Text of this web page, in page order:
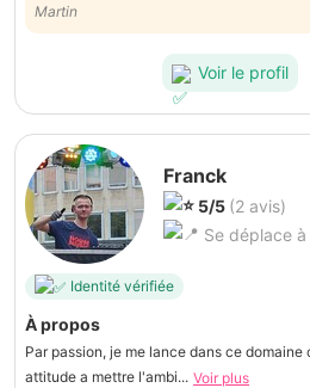
demandes. Arrivé bien à l'avance, il est de bon conseil et à rempli sa
mission avec brio.
Martin
Voir le profil
Franck
5/5 (2 avis)
Se déplace
Identité vérifiée
À propos
Par passion, je me lance dans ce
attitude a mettre l'ambi... Voir plus